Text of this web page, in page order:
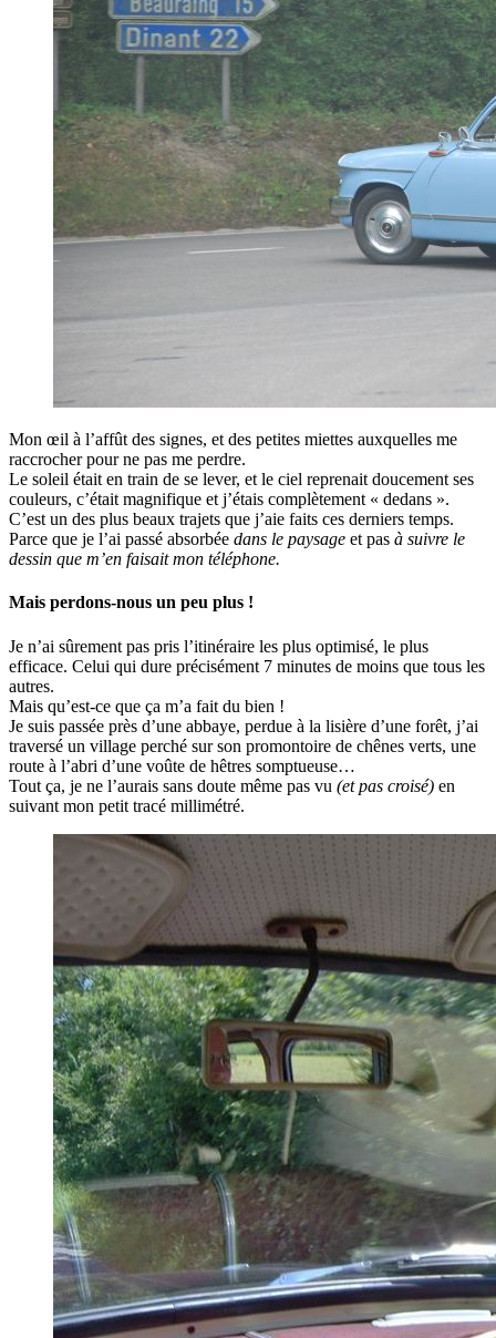
Mon œil à l’affût des signes, et des petites miettes auxquelles me
raccrocher pour ne pas me perdre.
Le soleil était en train de se lever, et le ciel reprenait doucement ses
couleurs, c’était magnifique et j’étais complètement « dedans ».
C’est un des plus beaux trajets que j’aie faits ces derniers temps.
Parce que je l’ai passé absorbée dans le paysage et pas à suivre le
dessin que m’en faisait mon téléphone.
Mais perdons-nous un peu plus !
Je n’ai sûrement pas pris l’itinéraire les plus optimisé, le plus
efficace. Celui qui dure précisément 7 minutes de moins que tous les
autres.
Mais qu’est-ce que ça m’a fait du bien !
Je suis passée près d’une abbaye, perdue à la lisière d’une forêt, j’ai
traversé un village perché sur son promontoire de chênes verts, une
route à l’abri d’une voûte de hêtres somptueuse…
Tout ça, je ne l’aurais sans doute même pas vu (et pas croisé) en
suivant mon petit tracé millimétré.